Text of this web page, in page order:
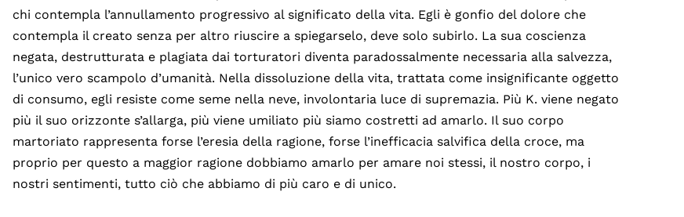
chi contempla l’annullamento progressivo al significato della vita. Egli è gonfio del dolore che
contempla il creato senza per altro riuscire a spiegarselo, deve solo subirlo. La sua coscienza
negata, destrutturata e plagiata dai torturatori diventa paradossalmente necessaria alla salvezza,
l’unico vero scampolo d’umanità. Nella dissoluzione della vita, trattata come insignificante oggetto
di consumo, egli resiste come seme nella neve, involontaria luce di supremazia. Più K. viene negato
più il suo orizzonte s’allarga, più viene umiliato più siamo costretti ad amarlo. Il suo corpo
martoriato rappresenta forse l’eresia della ragione, forse l’inefficacia salvifica della croce, ma
proprio per questo a maggior ragione dobbiamo amarlo per amare noi stessi, il nostro corpo, i
nostri sentimenti, tutto ciò che abbiamo di più caro e di unico.